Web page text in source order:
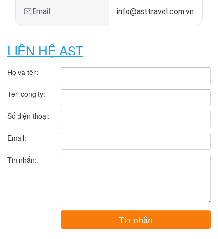
Email info@asttravel.com.vn
LIÊN HỆ AST
Họ và tên:
Tên công ty:
Số điện thoại:
Email:
Tin nhắn:
Tin nhắn